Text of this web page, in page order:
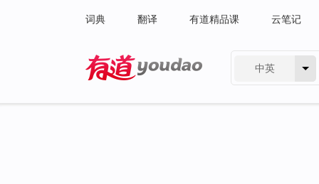
词典 翻译 有道精品课 云笔记
中英